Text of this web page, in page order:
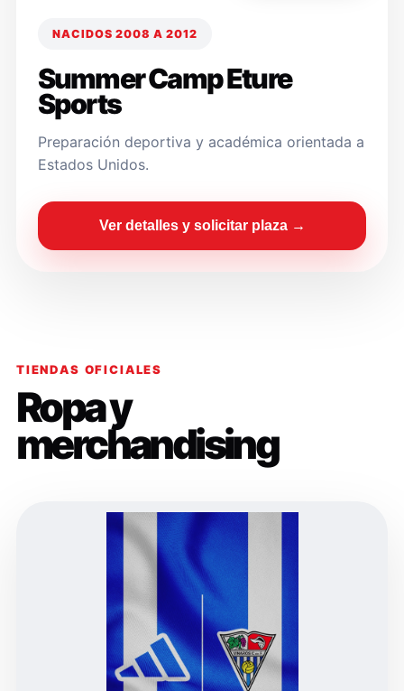
NACIDOS 2008 A 2012
Summer Camp Eture
Sports
Preparación deportiva y académica orientada a
Estados Unidos.
Ver detalles y solicitar plaza →
TIENDAS OFICIALES
Ropa y
merchandising